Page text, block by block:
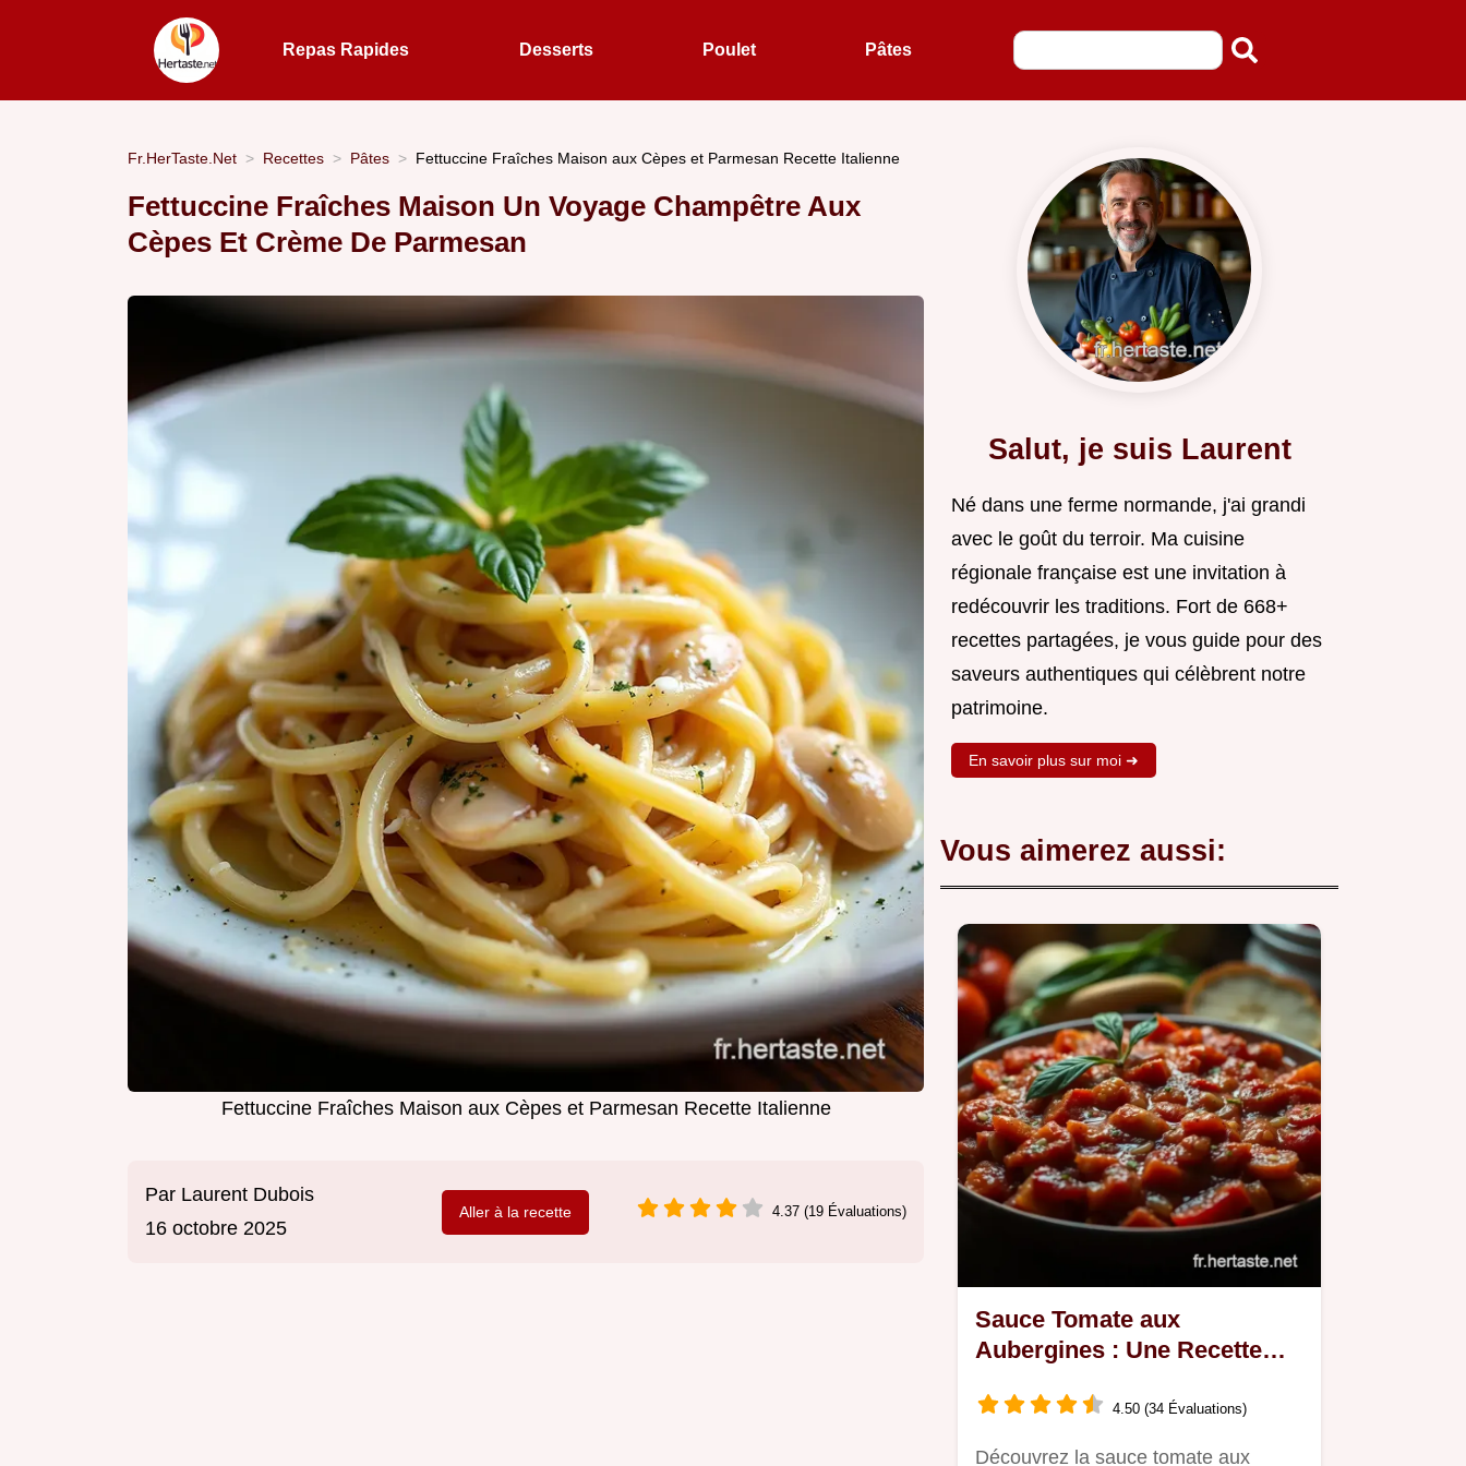
Repas Rapides Desserts Poulet Pâtes
Fr.HerTaste.Net Recettes Pâtes Fettuccine Fraîches Maison aux Cèpes et Parmesan Recette Italienne
Fettuccine Fraîches Maison Un Voyage Champêtre Aux
Cèpes Et Crème De Parmesan
Fettuccine Fraîches Maison aux Cèpes et Parmesan Recette Italienne
Par Laurent Dubois
16 octobre 2025
Aller à la recette 4.37 (19 Évaluations)
Salut, je suis Laurent
Né dans une ferme normande, j'ai grandi
avec le goût du terroir. Ma cuisine
régionale française est une invitation à
redécouvrir les traditions. Fort de 668+
recettes partagées, je vous guide pour des
saveurs authentiques qui célèbrent notre
patrimoine.
En savoir plus sur moi ➜
Vous aimerez aussi:
Sauce Tomate aux
Aubergines : Une Recette
Savoureuse 4.50 (34 Évaluations)
Découvrez la sauce tomate aux